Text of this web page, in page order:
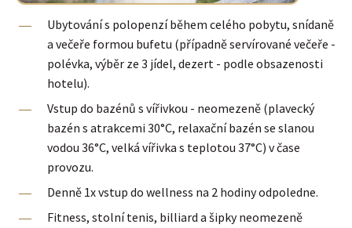
Ubytování s polopenzí během celého pobytu, snídaně
a večeře formou bufetu (případně servírované večeře -
polévka, výběr ze 3 jídel, dezert - podle obsazenosti
hotelu).
Vstup do bazénů s vířivkou - neomezeně (plavecký
bazén s atrakcemi 30°C, relaxační bazén se slanou
vodou 36°C, velká vířivka s teplotou 37°C) v čase
provozu.
Denně 1x vstup do wellness na 2 hodiny odpoledne.
Fitness, stolní tenis, billiard a šipky neomezeně